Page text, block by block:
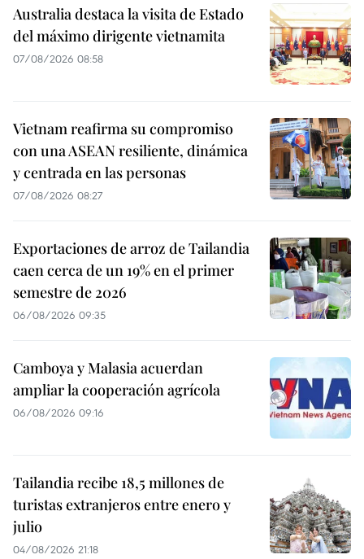
Australia destaca la visita de Estado
del máximo dirigente vietnamita
07/08/2026 08:58
Vietnam reafirma su compromiso
con una ASEAN resiliente, dinámica
y centrada en las personas
07/08/2026 08:27
Exportaciones de arroz de Tailandia
caen cerca de un 19% en el primer
semestre de 2026
06/08/2026 09:35
Camboya y Malasia acuerdan
ampliar la cooperación agrícola
06/08/2026 09:16
Tailandia recibe 18,5 millones de
turistas extranjeros entre enero y
julio
04/08/2026 21:18